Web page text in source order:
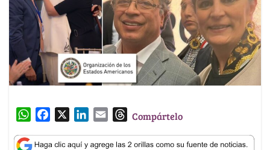
W
a
c
n
a
T
r
Compártelo